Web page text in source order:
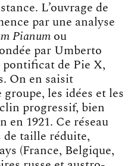
L’ouvrage de
par une analyse
Pianum ou
par Umberto
pontificat de Pie X,
On en saisit
les idées et les
progressif, bien
en 1921. Ce réseau
de taille réduite,
(France, Belgique,